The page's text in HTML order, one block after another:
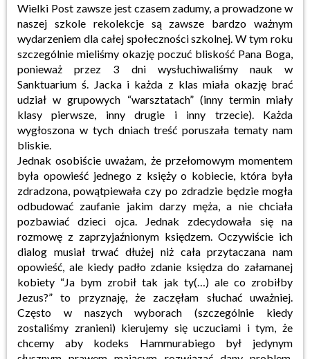
Wielki Post zawsze jest czasem zadumy, a prowadzone w
naszej szkole rekolekcje są zawsze bardzo ważnym
wydarzeniem dla całej społeczności szkolnej. W tym roku
szczególnie mieliśmy okazję poczuć bliskość Pana Boga,
ponieważ przez 3 dni wysłuchiwaliśmy nauk w
Sanktuarium ś. Jacka i każda z klas miała okazję brać
udział w grupowych “warsztatach” (inny termin miały
klasy pierwsze, inny drugie i inny trzecie). Każda
wygłoszona w tych dniach treść poruszała tematy nam
bliskie.
Jednak osobiście uważam, że przełomowym momentem
była opowieść jednego z księży o kobiecie, która była
zdradzona, powątpiewała czy po zdradzie będzie mogła
odbudować zaufanie jakim darzy męża, a nie chciała
pozbawiać dzieci ojca. Jednak zdecydowała się na
rozmowę z zaprzyjaźnionym księdzem. Oczywiście ich
dialog musiał trwać dłużej niż cała przytaczana nam
opowieść, ale kiedy padło zdanie księdza do załamanej
kobiety “Ja bym zrobił tak jak ty(…) ale co zrobiłby
Jezus?” to przyznaję, że zaczęłam słuchać uważniej.
Często w naszych wyborach (szczególnie kiedy
zostaliśmy zranieni) kierujemy się uczuciami i tym, że
chcemy aby kodeks Hammurabiego był jedynym